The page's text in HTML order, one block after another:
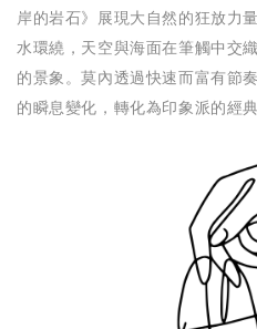
岸的岩石》展現大自然的狂放力
水環繞，天空與海面在筆觸中交
的景象。莫內透過快速而富有節
的瞬息變化，轉化為印象派的經典